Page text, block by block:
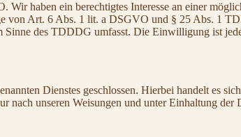
haben ein berechtigtes Interesse an einer
von Art. 6 Abs. 1 lit. a DSGVO und § 25 Abs. 1
des TDDDG umfasst. Die Einwilligung ist
Dienstes geschlossen. Hierbei handelt es
nach unseren Weisungen und unter Einhaltung